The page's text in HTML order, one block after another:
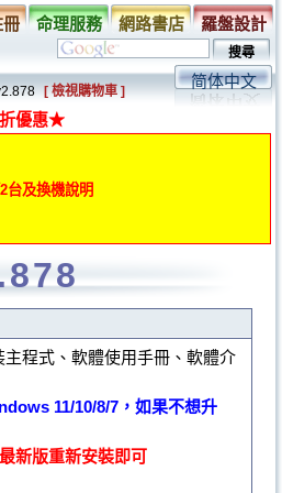
命理服務 網路書店 羅盤設計
[ 檢視購物車 ]
简体中文
優惠★
台及換機說明
程式、軟體使用手冊、軟體介
11/10/8/7，如果不想升
新版重新安裝即可